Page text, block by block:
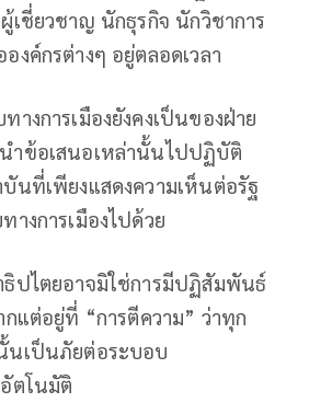
เชี่ยวชาญ นักธุรกิจ นักวิชาการ
ค์กรต่างๆ อยู่ตลอดเวลา
างการเมืองยังคงเป็นของฝ่าย
ำข้อเสนอเหล่านั้นไปปฏิบัติ
นที่เพียงแสดงความเห็นต่อรัฐ
างการเมืองไปด้วย
ปไตยอาจมิใช่การมีปฏิสัมพันธ์
แต่อยู่ที่ “การตีความ” ว่าทุก
นเป็นภัยต่อระบอบ
ตโนมัติ